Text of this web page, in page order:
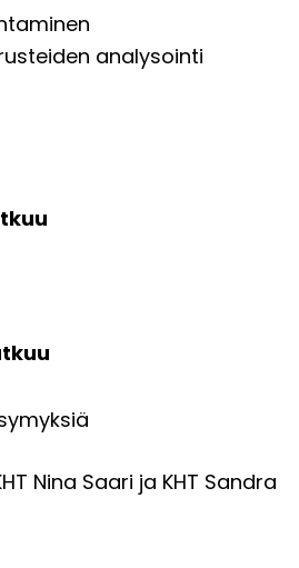
analysointi
Nina Saari ja KHT Sandra